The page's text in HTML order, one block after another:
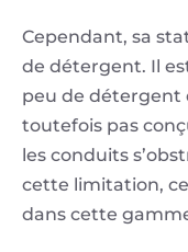
Cependant, sa
de détergent. Il
peu de détergent
toutefois pas
les conduits
cette limitation,
dans cette